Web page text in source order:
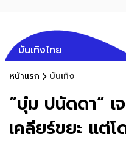
บันเทิงไทย
หน้าแรก บันเทิง
“บุ๋ม ปนัดดา” เ
เคลียร์ขยะ แต่โ